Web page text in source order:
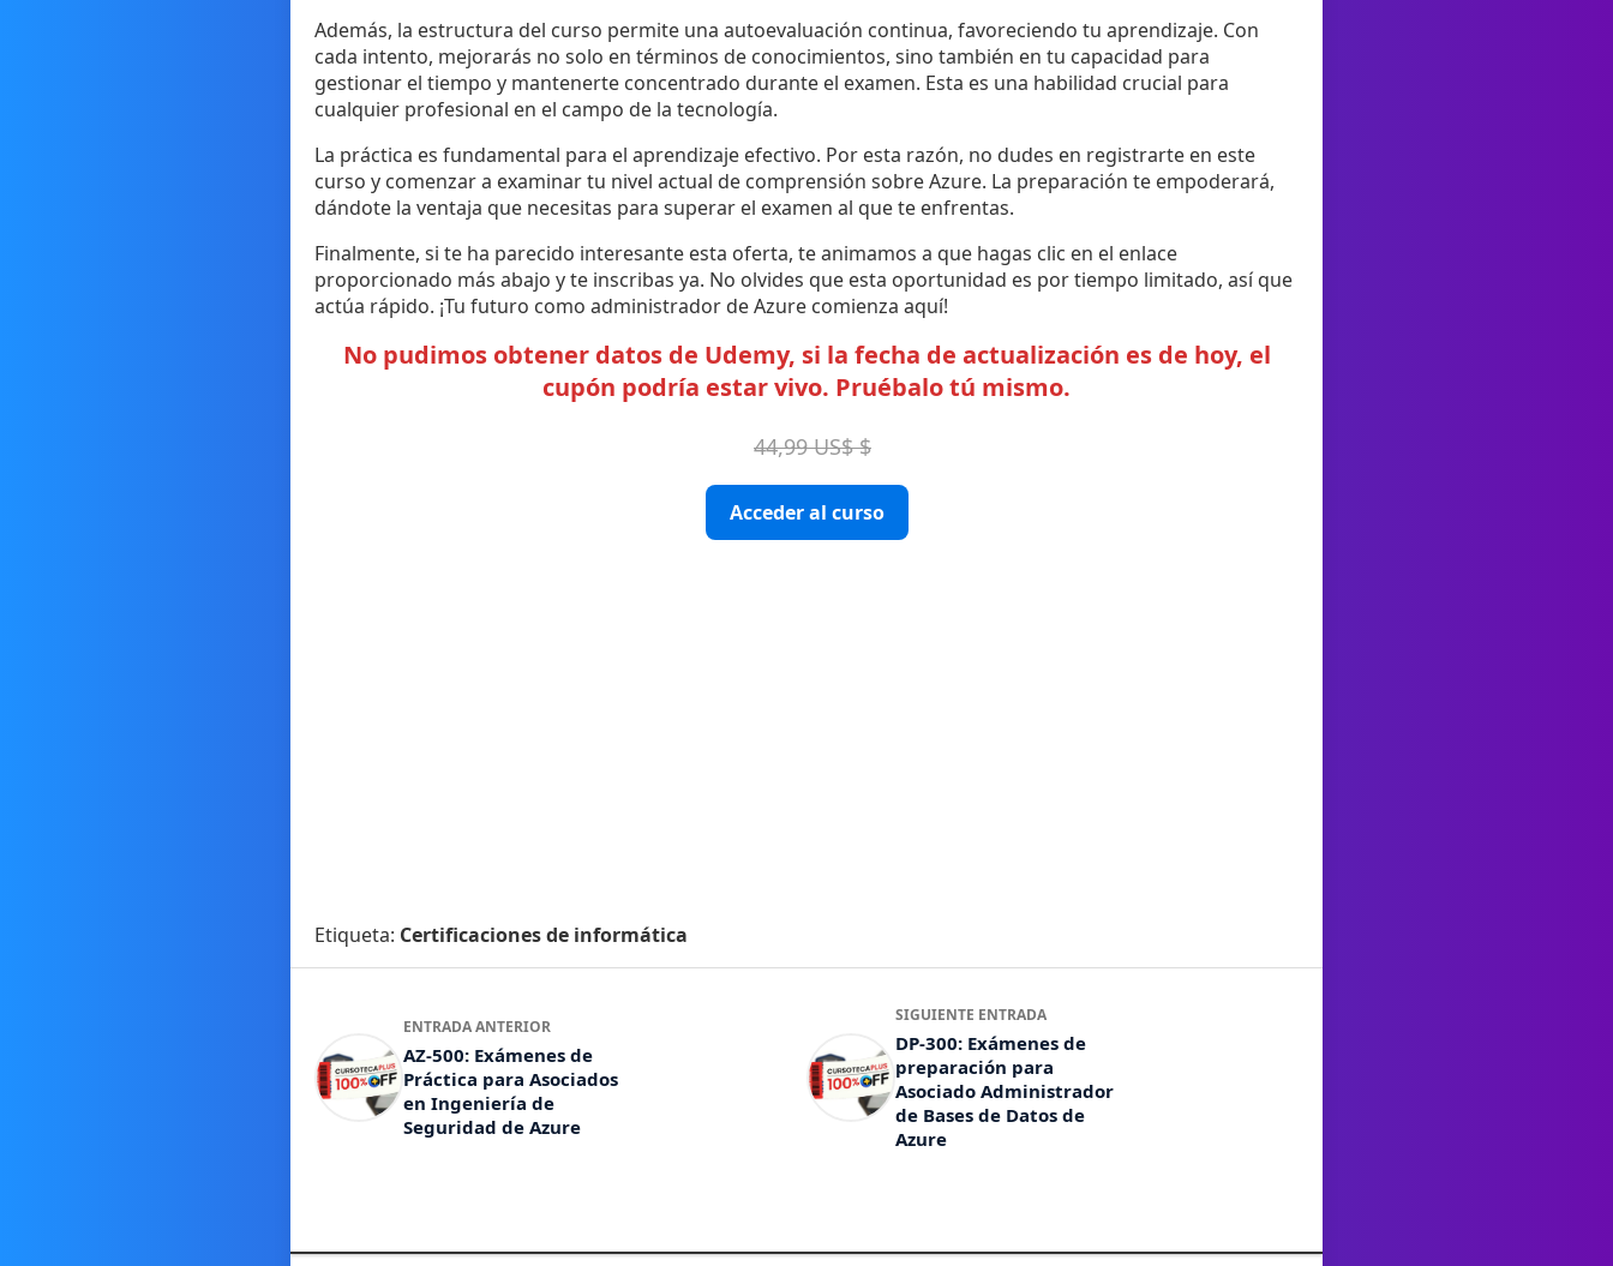
Además, la estructura del curso permite una autoevaluación continua, favoreciendo tu aprendizaje. Con
cada intento, mejorarás no solo en términos de conocimientos, sino también en tu capacidad para
gestionar el tiempo y mantenerte concentrado durante el examen. Esta es una habilidad crucial para
cualquier profesional en el campo de la tecnología.
La práctica es fundamental para el aprendizaje efectivo. Por esta razón, no dudes en registrarte en este
curso y comenzar a examinar tu nivel actual de comprensión sobre Azure. La preparación te empoderará,
dándote la ventaja que necesitas para superar el examen al que te enfrentas.
Finalmente, si te ha parecido interesante esta oferta, te animamos a que hagas clic en el enlace
proporcionado más abajo y te inscribas ya. No olvides que esta oportunidad es por tiempo limitado, así que
actúa rápido. ¡Tu futuro como administrador de Azure comienza aquí!
No pudimos obtener datos de Udemy, si la fecha de actualización es de hoy, el
cupón podría estar vivo. Pruébalo tú mismo.
44,99 US$ $
Acceder al curso
Etiqueta: Certificaciones de informática
ENTRADA ANTERIOR
AZ-500: Exámenes de
Práctica para Asociados
en Ingeniería de
Seguridad de Azure
SIGUIENTE ENTRADA
DP-300: Exámenes de
preparación para
Asociado Administrador
de Bases de Datos de
Azure